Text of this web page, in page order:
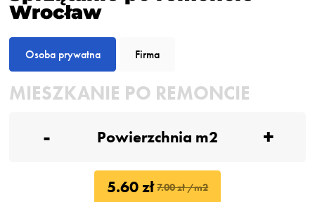
Wrocław
Osoba prywatna Firma
MIESZKANIE PO REMONCIE
- +
5.60 zł 7.00 zł /m2